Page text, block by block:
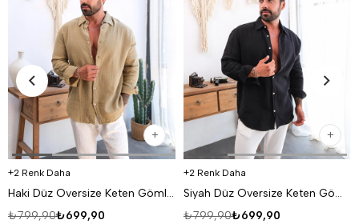
2 Renk Daha
Haki Düz Oversize Keten Gömlek VS4050
₺699,90
₺799,90
2 Renk Daha
Siyah Düz Oversize Keten Gömlek VS4050
₺699,90
₺799,90